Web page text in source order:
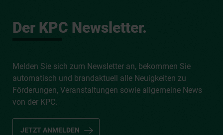
Der KPC Newsletter.
Melden Sie sich zum Newsletter an, bekommen Sie
automatisch und brandaktuell alle Neuigkeiten zu
Förderungen, Veranstaltungen sowie allgemeine News
von der KPC.
JETZT ANMELDEN